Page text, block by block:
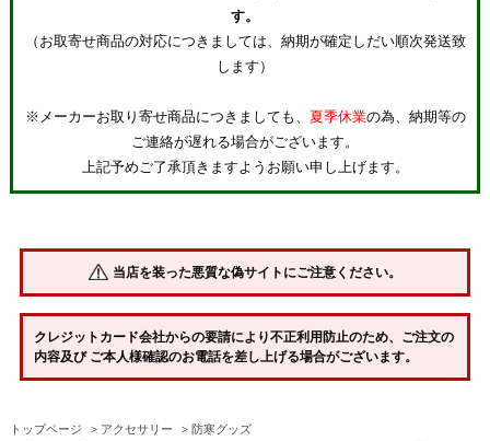
す。
（お取寄せ商品の対応につきましては、納期が確定しだい順次発送致
します）
※メーカーお取り寄せ商品につきましても、 夏季休業の為、納期等の
ご連絡が遅れる場合がございます。
上記予めご了承頂きますようお願い申し上げます。
当店を装った悪質な偽サイトにご注意ください。
クレジットカード会社からの要請により不正利用防止のため、ご注文の
内容及び ご本人様確認のお電話を差し上げる場合がございます。
トップページ アクセサリー
防寒グッズ